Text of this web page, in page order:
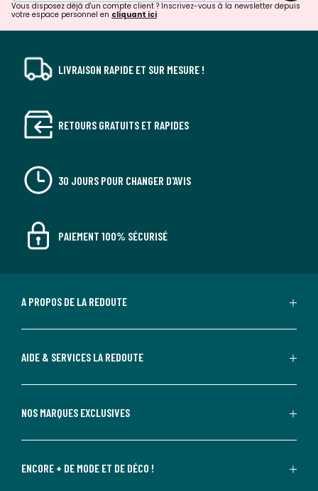
Vous disposez déjà d'un compte client ? Inscrivez-vous à la newsletter depuis
votre espace personnel en cliquant ici
LIVRAISON RAPIDE ET SUR MESURE !
RETOURS GRATUITS ET RAPIDES
30 JOURS POUR CHANGER D'AVIS
PAIEMENT 100% SÉCURISÉ
A PROPOS DE LA REDOUTE
AIDE & SERVICES LA REDOUTE
NOS MARQUES EXCLUSIVES
ENCORE + DE MODE ET DE DÉCO !